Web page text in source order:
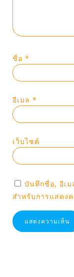
ชื่อ *
อีเมล *
เว็บไซต์
บันทึกชื่อ, อีเ
สำหรับการแสดง